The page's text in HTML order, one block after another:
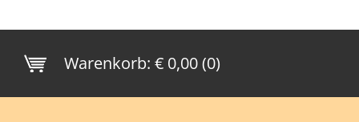
Warenkorb: € 0,00 (0)